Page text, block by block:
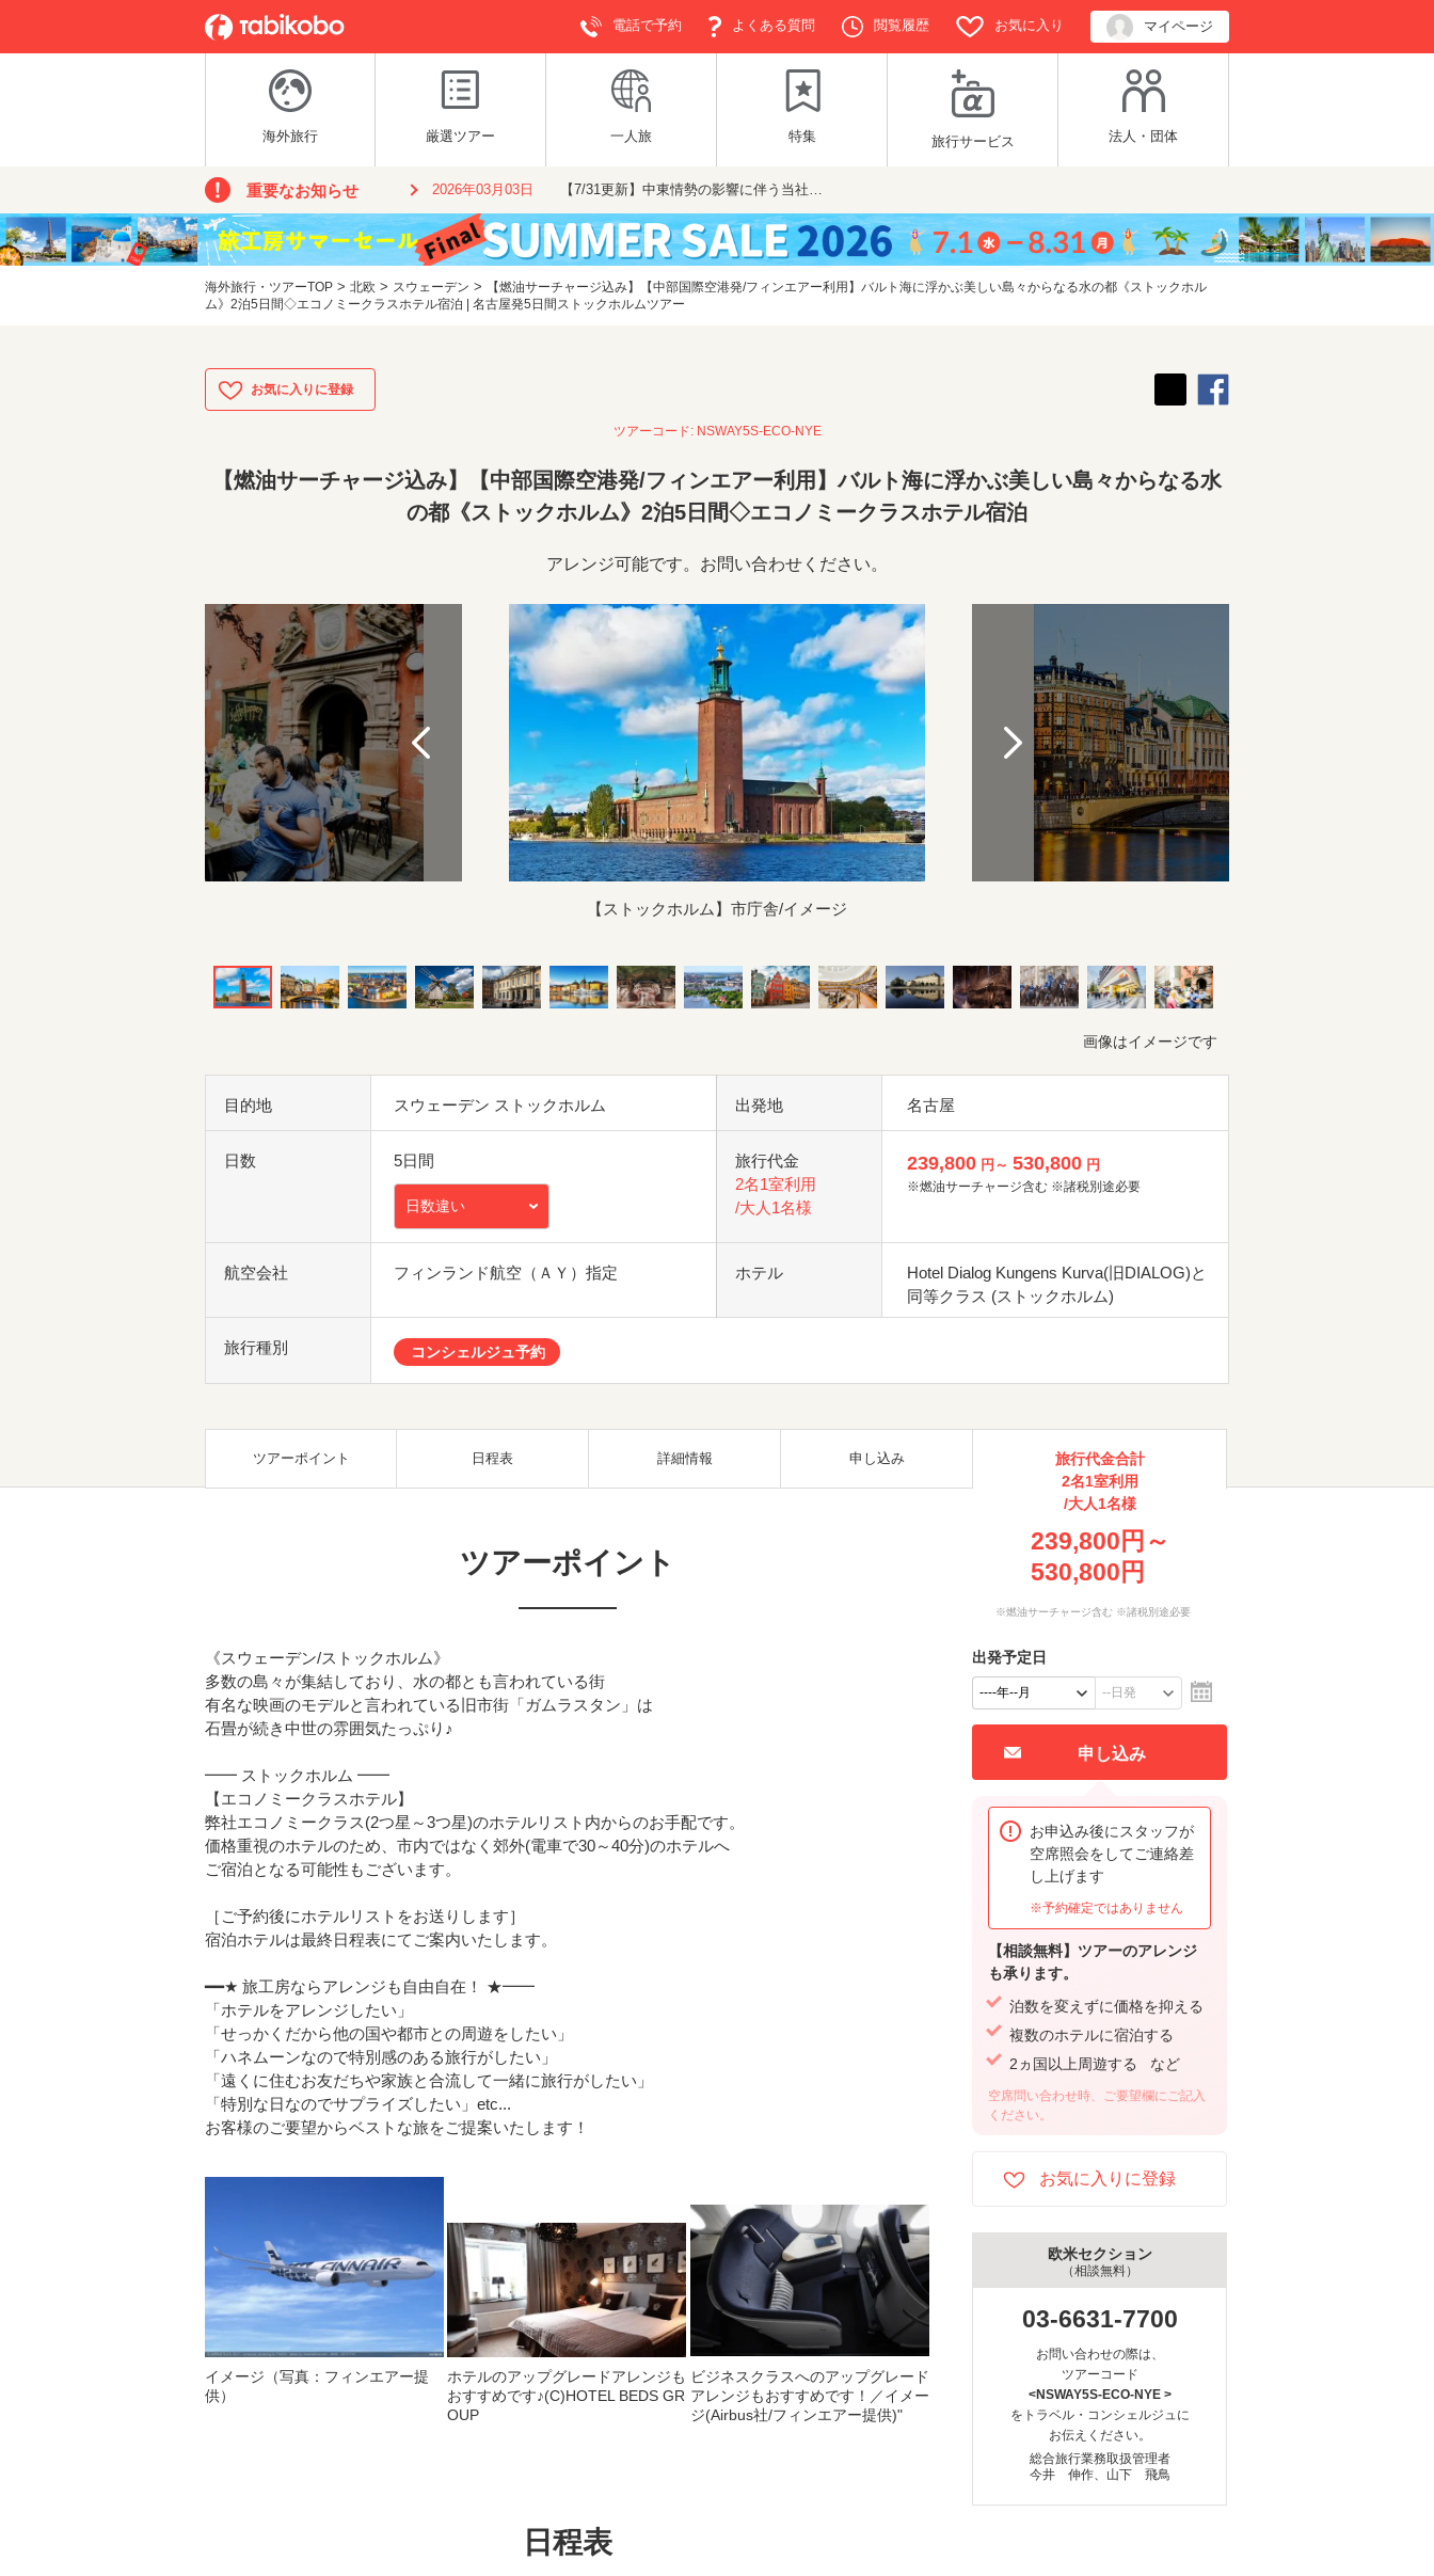
電話で予約 よくある質問 閲覧履歴 お気に入り マイページ
海外旅行 厳選ツアー 一人旅 特集 旅行サービス 法人・団体
重要なお知らせ 2026年03月03日 【7/31更新】中東情勢の影響に伴う当社…
海外旅行・ツアーTOP > 北欧 > スウェーデン >
【燃油サーチャージ込み】【中部国際空港発/フィンエアー利用】バルト海に浮かぶ美しい島々からなる水の都《ストックホル
ム》2泊5日間◇エコノミークラスホテル宿泊 | 名古屋発5日間ストックホルムツアー
ツアーコード: NSWAY5S-ECO-NYE
【燃油サーチャージ込み】【中部国際空港発/フィンエアー利用】バルト海に浮かぶ美しい島々からなる水
の都《ストックホルム》2泊5日間◇エコノミークラスホテル宿泊
アレンジ可能です。お問い合わせください。
【ストックホルム】市庁舎/イメージ
画像はイメージです
目的地 スウェーデン ストックホルム 出発地 名古屋
日数 5日間
日数違い
旅行代金
2名1室利用
/大人1名様
239,800 円～ 530,800 円
※燃油サーチャージ含む ※諸税別途必要
航空会社 フィンランド航空（ＡＹ）指定 ホテル
Hotel Dialog Kungens Kurva(旧DIALOG)と
同等クラス (ストックホルム)
旅行種別 コンシェルジュ予約
ツアーポイント 日程表 詳細情報 申し込み
ツアーポイント
《スウェーデン/ストックホルム》
多数の島々が集結しており、水の都とも言われている街
有名な映画のモデルと言われている旧市街「ガムラスタン」は
石畳が続き中世の雰囲気たっぷり♪
━━ ストックホルム ━━
【エコノミークラスホテル】
弊社エコノミークラス(2つ星～3つ星)のホテルリスト内からのお手配です。
価格重視のホテルのため、市内ではなく郊外(電車で30～40分)のホテルへ
ご宿泊となる可能性もございます。
［ご予約後にホテルリストをお送りします］
宿泊ホテルは最終日程表にてご案内いたします。
━━★ 旅工房ならアレンジも自由自在！ ★━━
「ホテルをアレンジしたい」
「せっかくだから他の国や都市との周遊をしたい」
「ハネムーンなので特別感のある旅行がしたい」
「遠くに住むお友だちや家族と合流して一緒に旅行がしたい」
「特別な日なのでサプライズしたい」etc...
お客様のご要望からベストな旅をご提案いたします！
イメージ（写真：フィンエアー提
供）
ホテルのアップグレードアレンジも
おすすめです♪(C)HOTEL BEDS GR
OUP
ビジネスクラスへのアップグレード
アレンジもおすすめです！／イメー
ジ(Airbus社/フィンエアー提供)"
日程表
旅行代金合計
2名1室利用
/大人1名様
239,800円～
530,800円
※燃油サーチャージ含む ※諸税別途必要
出発予定日
申し込み
お申込み後にスタッフが
空席照会をしてご連絡差
し上げます
※予約確定ではありません
【相談無料】ツアーのアレンジ
も承ります。
泊数を変えずに価格を抑える
複数のホテルに宿泊する
2ヵ国以上周遊する など
空席問い合わせ時、ご要望欄にご記入
ください。
欧米セクション
（相談無料）
03-6631-7700
お問い合わせの際は、
ツアーコード
<NSWAY5S-ECO-NYE >
をトラベル・コンシェルジュに
お伝えください。
総合旅行業務取扱管理者
今井 伸作、山下 飛鳥